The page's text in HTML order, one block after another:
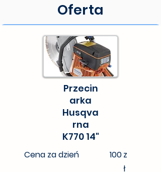
Oferta
Przecin
arka
Husqva
rna
K770 14"
Cena za dzień 100z
ł